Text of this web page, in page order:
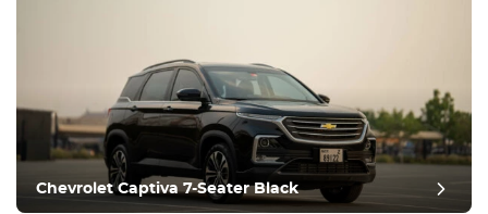
Chevrolet Captiva 7-Seater Black